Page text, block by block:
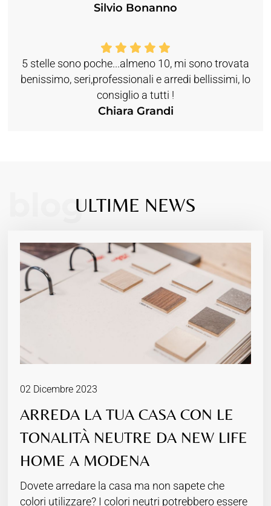
Silvio Bonanno
5 stelle sono poche...almeno 10, mi sono trovata
benissimo, seri,professionali e arredi bellissimi, lo
consiglio a tutti !
Chiara Grandi
blogULTIME NEWS
02 Dicembre 2023
ARREDA LA TUA CASA CON LE
TONALITÀ NEUTRE DA NEW LIFE
HOME A MODENA
Dovete arredare la casa ma non sapete che
colori utilizzare? I colori neutri potrebbero essere